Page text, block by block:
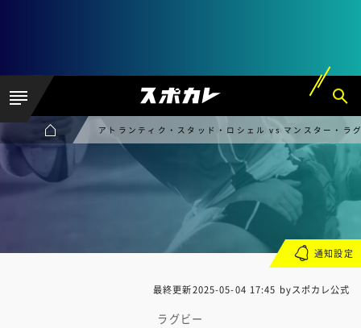
アトランティク・スタッド・ロシェル vs マンスター・ラ
最終更新2025-05-04 17:45 byスポカレ公式
ラグビー
通知設定